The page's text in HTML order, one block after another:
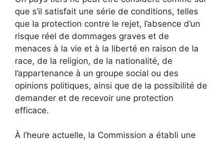
que s’il satisfait une série de conditions, telles
que la protection contre le rejet, l’absence d’un
risque réel de dommages graves et de
menaces à la vie et à la liberté en raison de la
race, de la religion, de la nationalité, de
l’appartenance à un groupe social ou des
opinions politiques, ainsi que de la possibilité de
demander et de recevoir une protection
efficace.
À l’heure actuelle, la Commission a établi une